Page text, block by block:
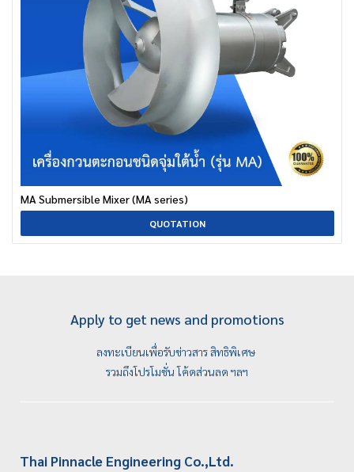
MA Submersible Mixer (MA series)
QUOTATION
Apply to get news and promotions
ลงทะเบียนเพื่อรับข่าวสาร สิทธิพิเศษ
รวมถึงโปรโมชั่น โค้ดส่วนลด ฯลฯ
Thai Pinnacle Engineering Co.,Ltd.